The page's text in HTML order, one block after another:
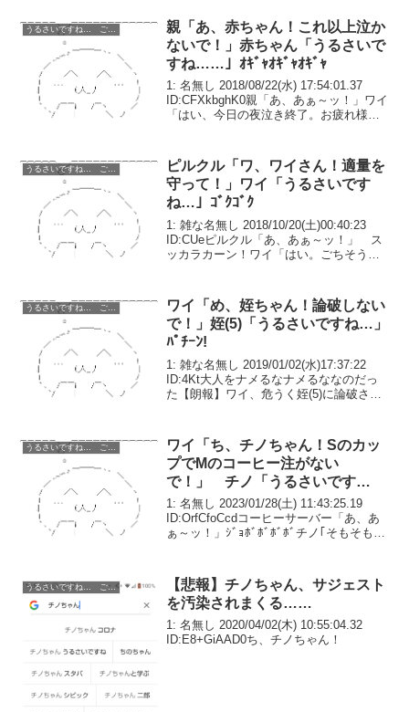
親「あ、赤ちゃん！これ以上泣か
ないで！」赤ちゃん「うるさいで
すね……」ｵｷﾞｬｵｷﾞｬｵｷﾞｬ
1: 名無し 2018/08/22(水) 17:54:01.37
ID:CFXkbghK0親「あ、あぁ～ッ！」ワイ
「はい、今日の夜泣き終了。お疲れ様で
だが、『体罰で泣き...
ピルクル「ワ、ワイさん！適量を
守って！」ワイ「うるさいです
ね…」ｺﾞｸｺﾞｸ
1: 雑な名無し 2018/10/20(土)00:40:23
ID:CUeピルクル「あ、あぁ～ッ！」 ス
ッカラカーン！ワイ「はい。ごちそうさ
のピルクル500mlパックを...
うるさいですね… ごちうさ コピペ改変
ワイ「め、姪ちゃん！論破しない
で！」姪(5)「うるさいですね…」
ﾊﾟﾁｰﾝ!
1: 雑な名無し 2019/01/02(水)17:37:22
ID:4Kt大人をナメるなナメるななのだっ
た【朗報】ワイ、危うく姪(5)に論破され
うるさいですね… ごちうさ コピペ改変
ワイ「ち、チノちゃん！Sのカッ
プでMのコーヒー注がない
で！」 チノ「うるさいです
ね……」ﾎﾟﾁﾎﾟﾁ
1: 名無し 2023/01/28(土) 11:43:25.19
ID:OrfCfoCcdコーヒーサーバー「あ、あ
ぁ～ッ！」ｼﾞｮﾎﾞﾎﾞﾎﾞﾎﾞチノ｢そもそもこ
ン押し...
うるさいですね… ごちうさ コピペ改変
【悲報】チノちゃん、サジェスト
を汚染されまくる……
1: 名無し 2020/04/02(木) 10:55:04.32
ID:E8+GiAAD0ち、チノちゃん！